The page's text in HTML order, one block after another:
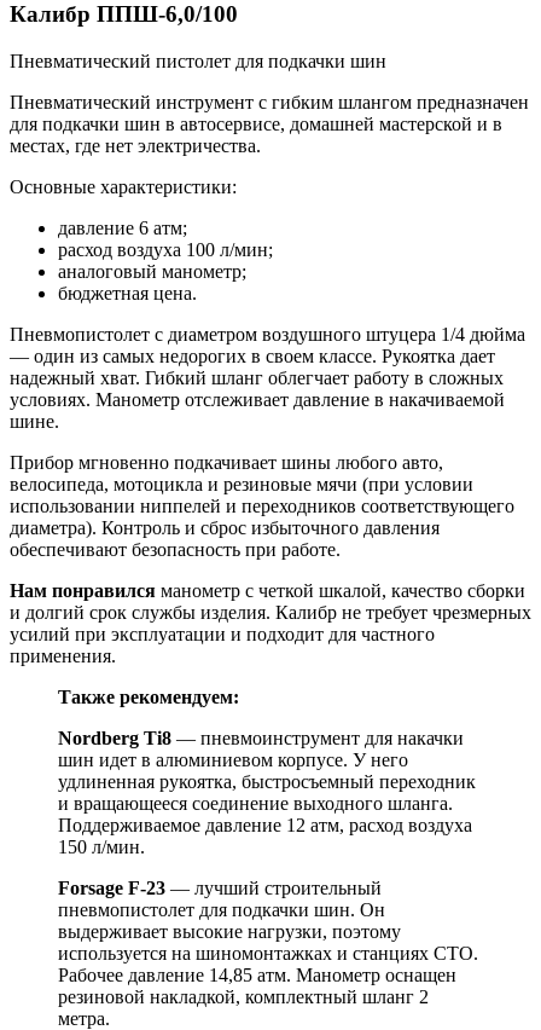
Калибр ППШ-6,0/100
Пневматический пистолет для подкачки шин
Пневматический инструмент с гибким шлангом предназначен
для подкачки шин в автосервисе, домашней мастерской и в
местах, где нет электричества.
Основные характеристики:
давление 6 атм;
расход воздуха 100 л/мин;
аналоговый манометр;
бюджетная цена.
Пневмопистолет с диаметром воздушного штуцера 1/4 дюйма
— один из самых недорогих в своем классе. Рукоятка дает
надежный хват. Гибкий шланг облегчает работу в сложных
условиях. Манометр отслеживает давление в накачиваемой
шине.
Прибор мгновенно подкачивает шины любого авто,
велосипеда, мотоцикла и резиновые мячи (при условии
использовании ниппелей и переходников соответствующего
диаметра). Контроль и сброс избыточного давления
обеспечивают безопасность при работе.
Нам понравился манометр с четкой шкалой, качество сборки
и долгий срок службы изделия. Калибр не требует чрезмерных
усилий при эксплуатации и подходит для частного
применения.
Также рекомендуем:
Nordberg Ti8 — пневмоинструмент для накачки
шин идет в алюминиевом корпусе. У него
удлиненная рукоятка, быстросъемный переходник
и вращающееся соединение выходного шланга.
Поддерживаемое давление 12 атм, расход воздуха
150 л/мин.
Forsage F-23 — лучший строительный
пневмопистолет для подкачки шин. Он
выдерживает высокие нагрузки, поэтому
используется на шиномонтажках и станциях СТО.
Рабочее давление 14,85 атм. Манометр оснащен
резиновой накладкой, комплектный шланг 2
метра.